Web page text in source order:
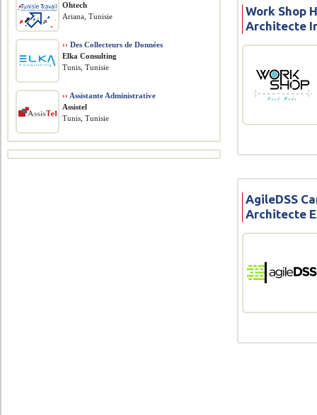
Work Shop
Architecte
AgileDSS
Architecte
Ohtech
Ariana, Tunisie
›› Des Collecteurs de Données
Elka Consulting
Tunis, Tunisie
›› Assistante Administrative
Assistel
Tunis, Tunisie